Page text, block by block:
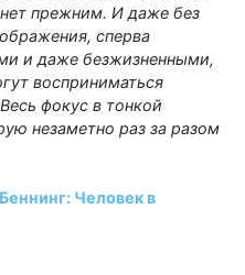
прежним. И даже без
сперва
и даже безжизненными,
восприниматься
фокус в тонкой
незаметно раз за разом
Человек в